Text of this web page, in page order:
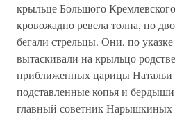
крыльце Большого
кровожадно ревела толпа, по
бегали стрельцы. Они, по
вытаскивали на крыльцо
приближенных царицы Натальи
подставленные копья и
главный советник Нарышкиных